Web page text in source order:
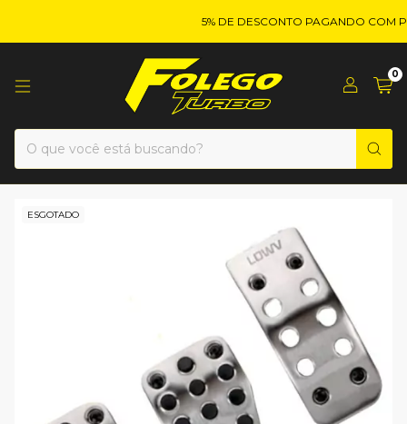
5% DE DESCONTO PAGANDO COM
0
ESGOTADO